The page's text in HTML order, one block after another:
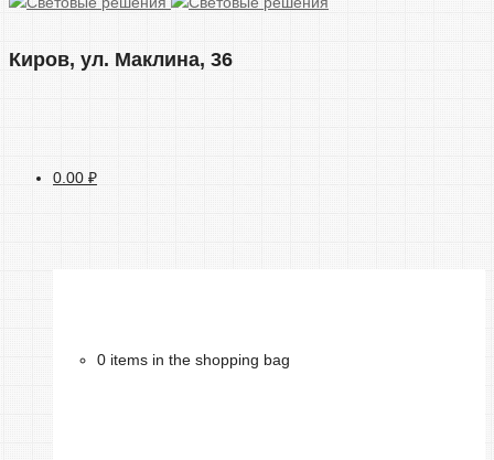
Киров, ул. Маклина, 36
0.00 ₽
0 items in the shopping bag